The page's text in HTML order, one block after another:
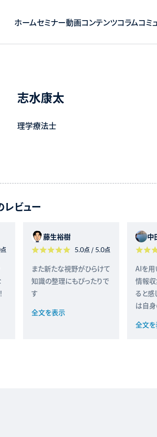
ホームセミナー動画コンテンツコラムコミ
志水康太
理学療法士
ビュー
点
藤生裕樹
5.0点 / 5.0点
また新たな視野がひらけて
知識の整理にもぴったりで
す
全文を表示
中
AIを用
情報収
ると感
は自
全文